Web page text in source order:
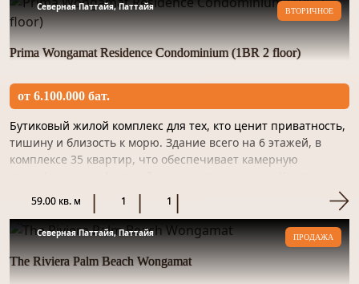
Северная Паттайя, Паттайя ВТОРИЧНОЕ
Prima Wongamat Residence Condominium (1BR 2 floor)
от 6.100.000 бат.
Бутиковый жилой комплекс для тех, кто ценит приватность,
тишину и близость к морю. Здание всего на 6 этажей, в
комплексе 35 квартир, что обеспечивает камерную
59.00 кв. м 1 1
Северная Паттайя, Паттайя ПРОДАЖА
The Riviera Palm Beach Wongamat